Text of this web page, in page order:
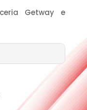
Getway e